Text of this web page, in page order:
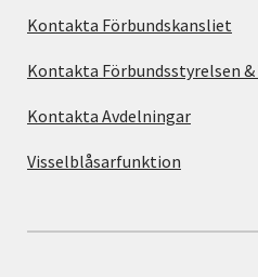
Kontakta Förbundskansliet
Kontakta Förbundsstyrelsen
Kontakta Avdelningar
Visselblåsarfunktion